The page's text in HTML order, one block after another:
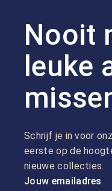
Nooit
leuke
Schrijf je in voor
eerste op de
nieuwe collecties.
Jouw emailadres